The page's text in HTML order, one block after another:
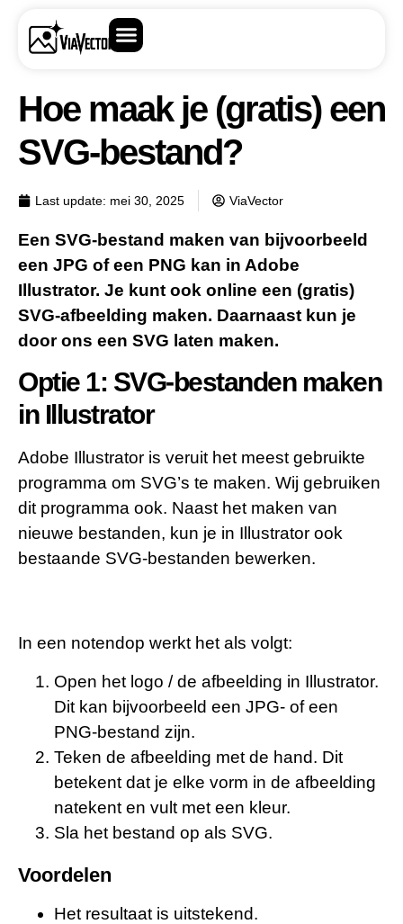
Hoe maak je (gratis) een
SVG-bestand?
Last update: mei 30, 2025 ViaVector
Een SVG-bestand maken van bijvoorbeeld
een JPG of een PNG kan in Adobe
Illustrator. Je kunt ook online een (gratis)
SVG-afbeelding maken. Daarnaast kun je
door ons een SVG laten maken.
Optie 1: SVG-bestanden maken
in Illustrator
Adobe Illustrator is veruit het meest gebruikte
programma om SVG’s te maken. Wij gebruiken
dit programma ook. Naast het maken van
nieuwe bestanden, kun je in Illustrator ook
bestaande SVG-bestanden bewerken.
In een notendop werkt het als volgt:
Open het logo / de afbeelding in Illustrator.
Dit kan bijvoorbeeld een JPG- of een
PNG-bestand zijn.
Teken de afbeelding met de hand. Dit
betekent dat je elke vorm in de afbeelding
natekent en vult met een kleur.
Sla het bestand op als SVG.
Voordelen
Het resultaat is uitstekend.